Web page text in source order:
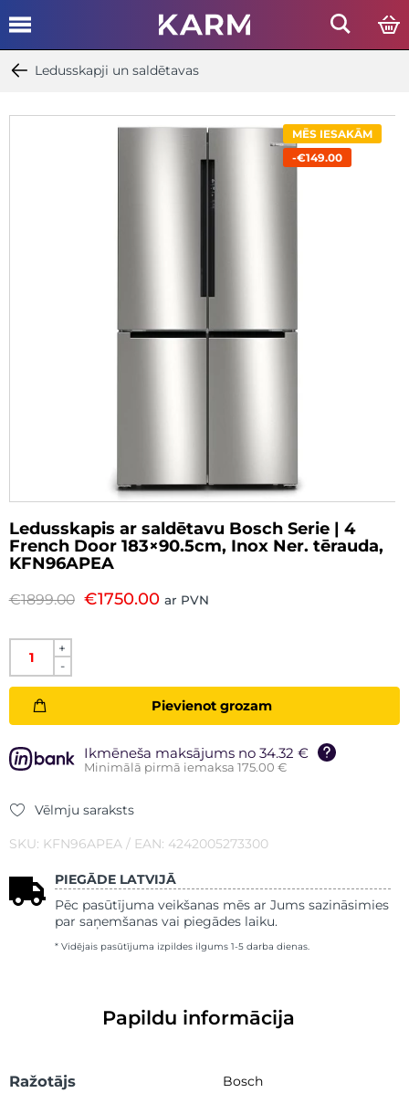
Ledusskapji un saldētavas
MĒS IESAKĀM
-€149.00
Ledusskapis ar saldētavu Bosch Serie | 4
French Door 183×90.5cm, Inox Ner. tērauda,
KFN96APEA
€1899.00 €1750.00 ar PVN
+
-
Pievienot grozam
Ikmēneša maksājums no 34.32 €
Minimālā pirmā iemaksa 175.00 €
Vēlmju saraksts
SKU: KFN96APEA / EAN: 4242005273300
PIEGĀDE LATVIJĀ
Pēc pasūtījuma veikšanas mēs ar Jums sazināsimies
par saņemšanas vai piegādes laiku.
* Vidējais pasūtījuma izpildes ilgums 1-5 darba dienas.
Papildu informācija
Ražotājs Bosch